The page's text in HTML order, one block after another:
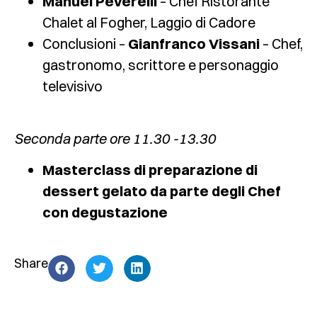
Chalet al Fogher, Laggio di Cadore
Conclusioni – Gianfranco Vissani – Chef,
gastronomo, scrittore e personaggio
televisivo
Seconda parte ore 11.30 -13.30
Masterclass di preparazione di
dessert gelato da parte degli Chef
con degustazione
Share